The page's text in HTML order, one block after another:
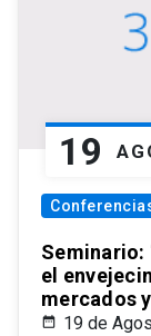
19
Seminario:
el
mercados
19 de